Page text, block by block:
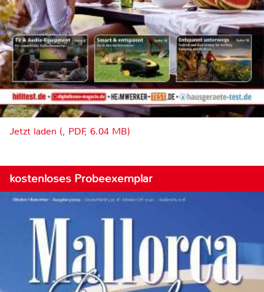
Jetzt laden (, PDF, 6.04 MB)
kostenloses Probeexemplar